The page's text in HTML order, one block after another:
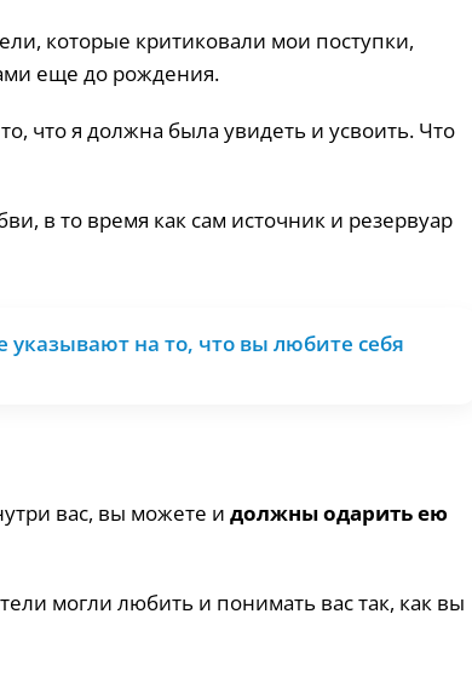
которые критиковали мои поступки,
еще до рождения.
что я должна была увидеть и усвоить. Что
в то время как сам источник и резервуар
указывают на то, что вы любите себя
вас, вы можете и должны одарить ею
могли любить и понимать вас так, как вы